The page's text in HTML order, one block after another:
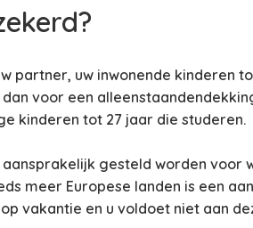
partner, uw inwonende kinderen
voor een
kinderen tot 27 jaar die studeren.
gesteld worden voor
meer Europese landen is een
vakantie en u voldoet niet aan